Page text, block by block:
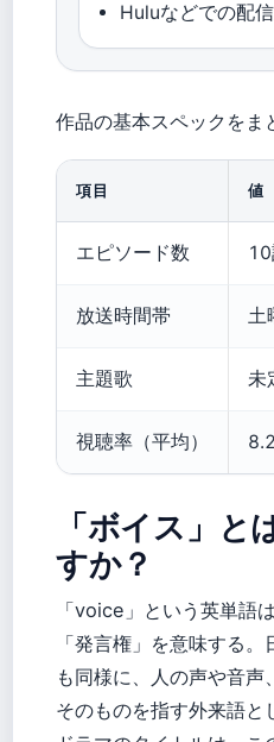
Huluなどでの配
作品の基本スペックをま
項目 値
エピソード数
放送時間帯 土
主題歌 未
視聴率（平均）
「ボイス」
すか？
「voice」という英単語
「発言権」を意味する。
も同様に、人の声や音声
そのものを指す外来語と